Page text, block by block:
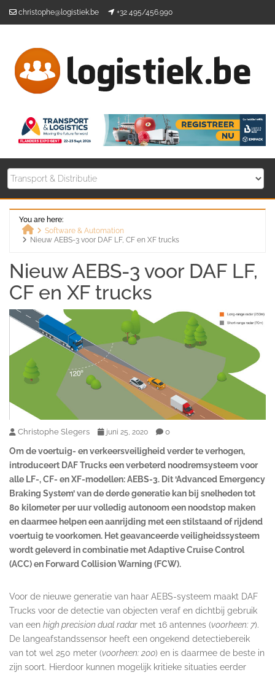
christophe@logistiek.be +32 495/456.990
You are here:
Home
Software & Automation
Nieuw AEBS-3 voor DAF LF, CF en XF trucks
Nieuw AEBS-3 voor DAF LF,
CF en XF trucks
Christophe Slegers juni 25, 2020 0
Om de voertuig- en verkeersveiligheid verder te verhogen,
introduceert DAF Trucks een verbeterd noodremsysteem voor
alle LF-, CF- en XF-modellen: AEBS-3. Dit ‘Advanced Emergency
Braking System’ van de derde generatie kan bij snelheden tot
80 kilometer per uur volledig autonoom een noodstop maken
en daarmee helpen een aanrijding met een stilstaand of rijdend
voertuig te voorkomen. Het geavanceerde veiligheidssysteem
wordt geleverd in combinatie met Adaptive Cruise Control
(ACC) en Forward Collision Warning (FCW).
Voor de nieuwe generatie van haar AEBS-systeem maakt DAF
Trucks voor de detectie van objecten veraf en dichtbij gebruik
van een high precision dual radar met 16 antennes (voorheen: 7).
De langeafstandssensor heeft een ongekend detectiebereik
van tot wel 250 meter (voorheen: 200) en is daarmee de beste in
zijn soort. Hierdoor kunnen mogelijk kritieke situaties eerder